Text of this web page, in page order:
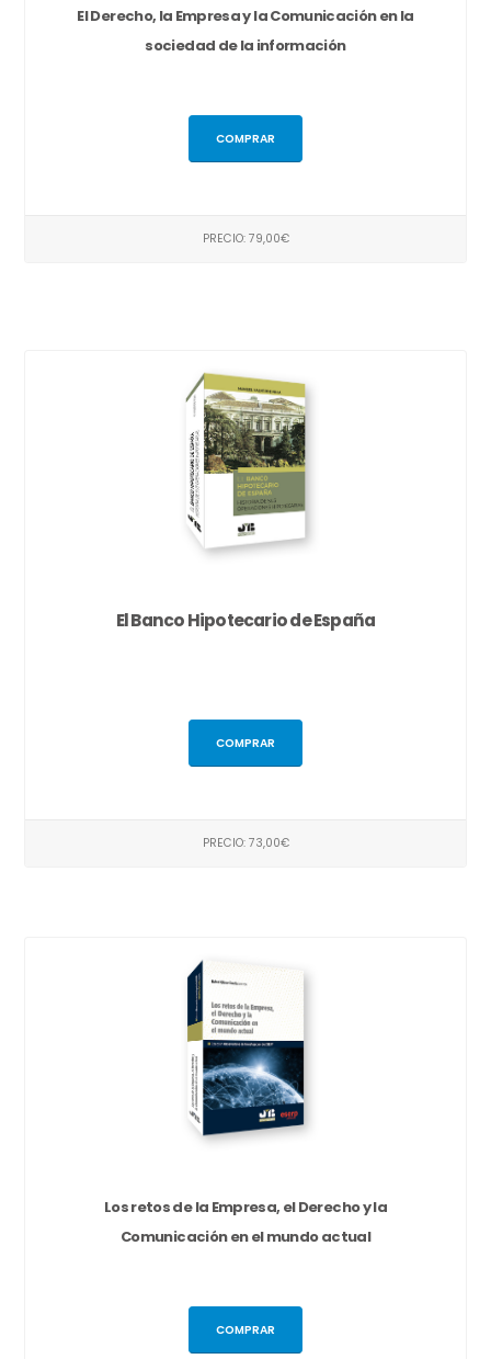
El Derecho, la Empresa y la Comunicación en la
sociedad de la información
COMPRAR
PRECIO: 79,00€
El Banco Hipotecario de España
COMPRAR
PRECIO: 73,00€
Los retos de la Empresa, el Derecho y la
Comunicación en el mundo actual
COMPRAR